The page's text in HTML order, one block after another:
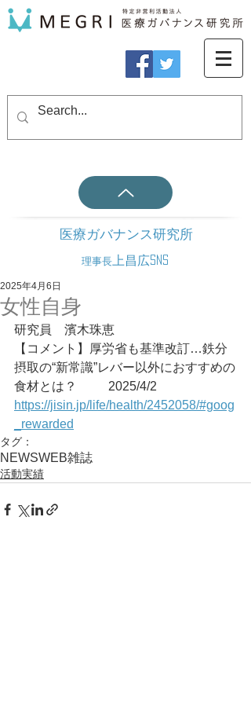
医療ガバナンス研究所
理事長 上昌広SNS
女性自身
2025年4月6日
研究員　濱木珠恵
【コメント】厚労省も基準改訂…鉄分
摂取の“新常識”レバー以外におすすめの
食材とは？	2025/4/2
https://jisin.jp/life/health/2452058/#goog
_rewarded
タグ：
NEWSWEB雑誌
活動実績